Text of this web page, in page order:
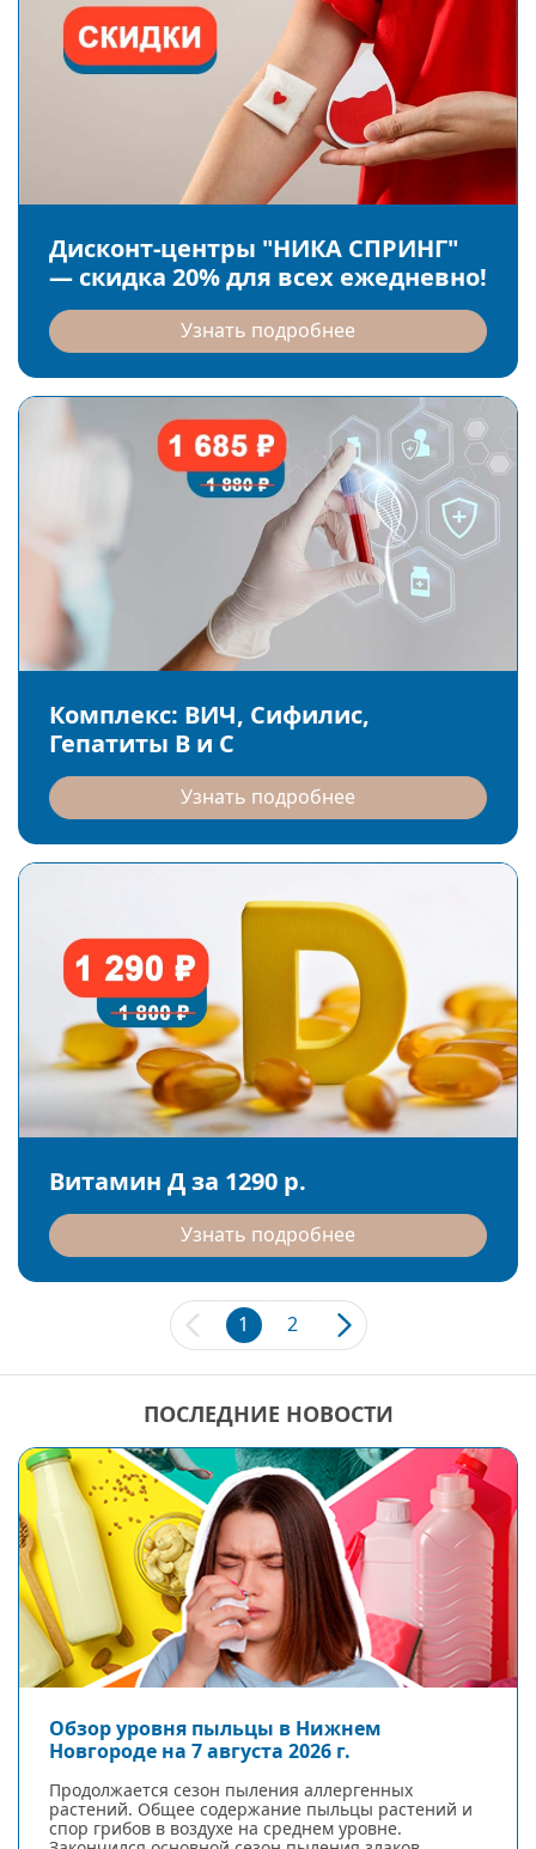
Дисконт-центры "НИКА СПРИНГ"
— скидка 20% для всех ежедневно!
Узнать подробнее
Комплекс: ВИЧ, Сифилис,
Гепатиты B и C
Узнать подробнее
Витамин Д за 1290 р.
Узнать подробнее
1 2
ПОСЛЕДНИЕ НОВОСТИ
Обзор уровня пыльцы в Нижнем
Новгороде на 7 августа 2026 г.
Продолжается сезон пыления аллергенных
растений. Общее содержание пыльцы растений и
спор грибов в воздухе на среднем уровне.